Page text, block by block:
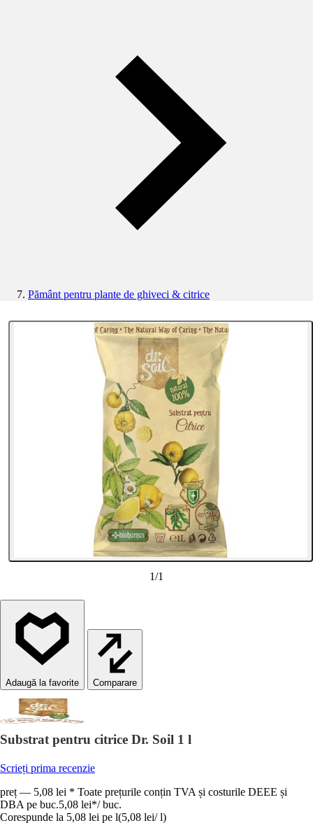
Pământ pentru plante de ghiveci & citrice
1/1
Comparare
Substrat pentru citrice Dr. Soil 1 l
Scrieți prima recenzie
preț — 5,08 lei * Toate prețurile conțin TVA și costurile DEEE și
DBA pe buc.5,08 lei*/ buc.
Corespunde la 5,08 lei pe l(5,08 lei/ l)